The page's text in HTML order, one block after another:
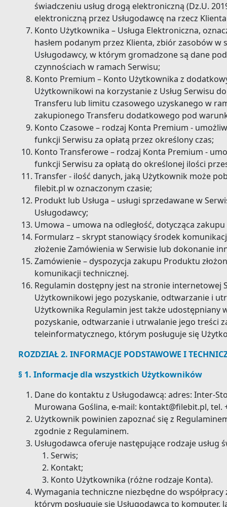
świadczeniu usług drogą elektroniczną (Dz.U.
elektroniczną przez Usługodawcę na rzecz
Konto Użytkownika – Usługa Elektroniczna,
hasłem podanym przez Klienta, zbiór zasobów
Usługodawcy, w którym gromadzone są dane
czynnościach w ramach Serwisu;
Konto Premium – Konto Użytkownika z
Użytkownikowi na korzystanie z Usług Serwisu
Transferu lub limitu czasowego uzyskanego w
zakupionego Transferu dodatkowego pod
Konto Czasowe – rodzaj Konta Premium -
funkcji Serwisu za opłatą przez określony czas;
Konto Transferowe – rodzaj Konta Premium -
funkcji Serwisu za opłatą do określonej ilości
Transfer - ilość danych, jaką Użytkownik może
filebit.pl w oznaczonym czasie;
Produkt lub Usługa – usługi sprzedawane w
Usługodawcy;
Umowa – umowa na odległość, dotycząca zakupu
Formularz – skrypt stanowiący środek
złożenie Zamówienia w Serwisie lub dokonanie
Zamówienie – dyspozycja zakupu Produktu
komunikacji technicznej.
Regulamin dostępny jest na stronie internetowej
Użytkownikowi jego pozyskanie, odtwarzanie i
Użytkownika Regulamin jest także udostępniany
pozyskanie, odtwarzanie i utrwalanie jego treści
teleinformatycznego, którym posługuje się
ROZDZIAŁ 2. INFORMACJE PODSTAWOWE I
§ 1. Informacje dla wszystkich Użytkowników
Dane do kontaktu z Usługodawcą: adres: Inter-
Murowana Goślina, e-mail: kontakt@​filebit.pl, tel.
Użytkownik powinien zapoznać się z
zgodnie z Regulaminem.
Usługodawca oferuje następujące rodzaje
Serwis;
Kontakt;
Konto Użytkownika (różne rodzaje Konta).
Wymagania techniczne niezbędne do
którym posługuje się Usługodawca to komputer,